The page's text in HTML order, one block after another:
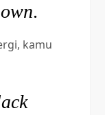
.
kamu